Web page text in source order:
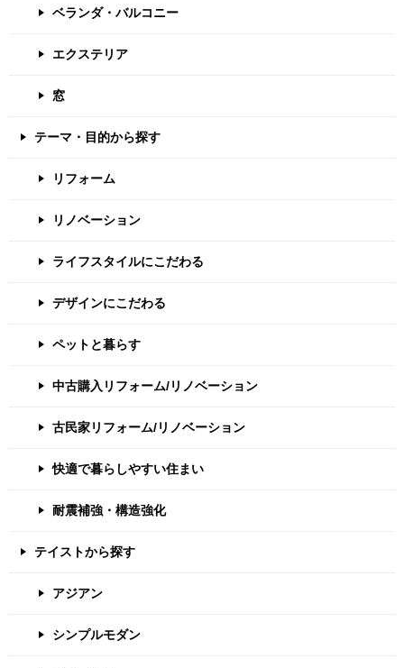
ベランダ・バルコニー
エクステリア
窓
テーマ・目的から探す
リフォーム
リノベーション
ライフスタイルにこだわる
デザインにこだわる
ペットと暮らす
中古購入リフォーム/リノベーション
古民家リフォーム/リノベーション
快適で暮らしやすい住まい
耐震補強・構造強化
テイストから探す
アジアン
シンプルモダン